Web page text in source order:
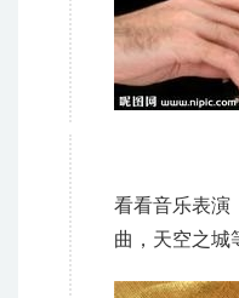
看看音乐表演
曲，天空之城